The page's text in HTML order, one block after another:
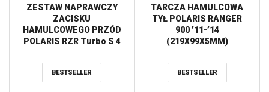
ZESTAW NAPRAWCZY
ZACISKU
HAMULCOWEGO PRZÓD
POLARIS RZR Turbo S 4
Velocity ’21, RZR XP 4
Turbo S ’20, RZR XP 4
BESTSELLER
TARCZA HAMULCOWA
TYŁ POLARIS RANGER
900 ’11-’14
(219X99X5MM)
BESTSELLER